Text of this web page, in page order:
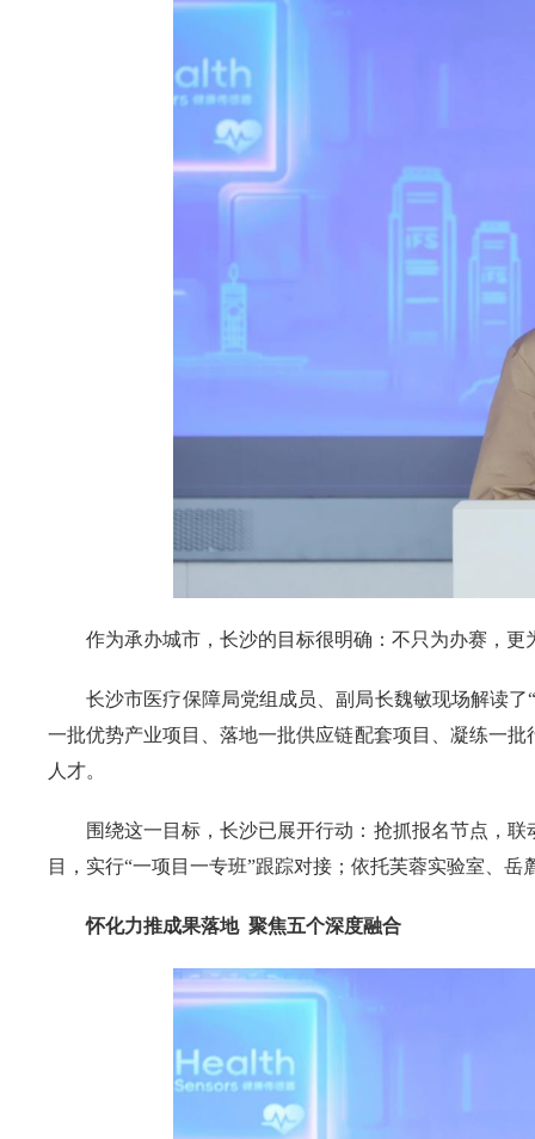
作为承办城市，长沙的目标很明确：不只为办赛，更
长沙市医疗保障局党组成员、副局长魏敏现场解读
一批优势产业项目、落地一批供应链配套项目、凝练一
人才。
围绕这一目标，长沙已展开行动：抢抓报名节点，
目，实行“一项目一专班”跟踪对接；依托芙蓉实验室、
怀化力推成果落地 聚焦五个深度融合